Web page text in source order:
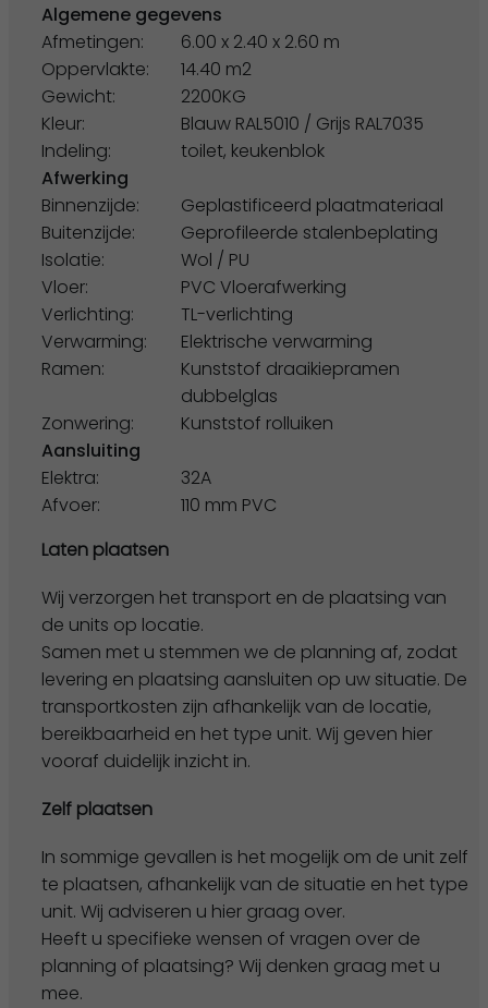
Algemene gegevens
Afmetingen:
6.00 x 2.40 x 2.60 m
Oppervlakte:
14.40 m2
Gewicht:
2200KG
Kleur:
Blauw RAL5010 / Grijs RAL7035
Indeling:
toilet, keukenblok
Afwerking
Binnenzijde:
Geplastificeerd plaatmateriaal
Buitenzijde:
Geprofileerde stalenbeplating
Isolatie:
Wol / PU
Vloer:
PVC Vloerafwerking
Verlichting:
TL-verlichting
Verwarming:
Elektrische verwarming
Ramen:
Kunststof draaikiepramen
dubbelglas
Zonwering:
Kunststof rolluiken
Aansluiting
Elektra:
32A
Afvoer:
110 mm PVC
Laten plaatsen
Wij verzorgen het transport en de plaatsing van
de units op locatie.
Samen met u stemmen we de planning af, zodat
levering en plaatsing aansluiten op uw situatie. De
transportkosten zijn afhankelijk van de locatie,
bereikbaarheid en het type unit. Wij geven hier
vooraf duidelijk inzicht in.
Zelf plaatsen
In sommige gevallen is het mogelijk om de unit zelf
te plaatsen, afhankelijk van de situatie en het type
unit. Wij adviseren u hier graag over.
Heeft u specifieke wensen of vragen over de
planning of plaatsing? Wij denken graag met u
mee.